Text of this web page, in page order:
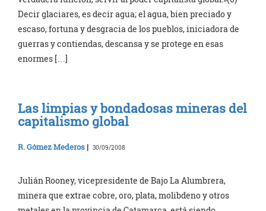
Decir glaciares, es decir agua; el agua, bien preciado y
escaso, fortuna y desgracia de los pueblos, iniciadora de
guerras y contiendas, descansa y se protege en esas
enormes […]
Las limpias y bondadosas mineras del
capitalismo global
R. Gómez Mederos | 30/09/2008
Julián Rooney, vicepresidente de Bajo La Alumbrera,
minera que extrae cobre, oro, plata, molibdeno y otros